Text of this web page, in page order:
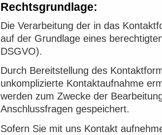
Rechtsgrundlage:
Die Verarbeitung der in das
auf der Grundlage eines
DSGVO).
Durch Bereitstellung des
unkomplizierte Kontaktaufnahme
werden zum Zwecke der
Anschlussfragen gespeichert.
Sofern Sie mit uns Kontakt